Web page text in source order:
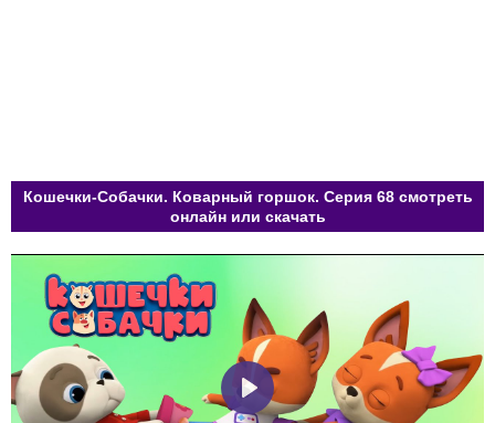
Кошечки-Собачки. Коварный горшок. Серия 68 смотреть
онлайн или скачать
Play